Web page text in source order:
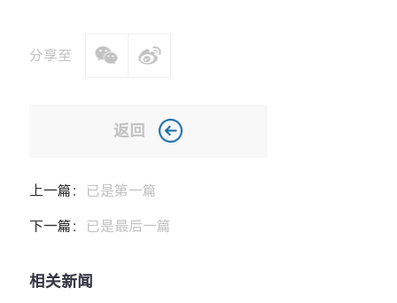
分享至
返回
上一篇： 已是第一篇
下一篇： 已是最后一篇
相关新闻